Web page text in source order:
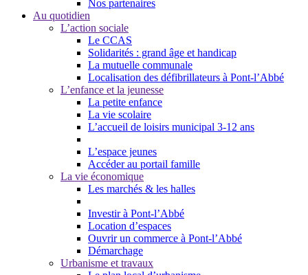
Nos partenaires
Au quotidien
L’action sociale
Le CCAS
Solidarités : grand âge et handicap
La mutuelle communale
Localisation des défibrillateurs à Pont-l’Abbé
L’enfance et la jeunesse
La petite enfance
La vie scolaire
L’accueil de loisirs municipal 3-12 ans
L’espace jeunes
Accéder au portail famille
La vie économique
Les marchés & les halles
Investir à Pont-l’Abbé
Location d’espaces
Ouvrir un commerce à Pont-l’Abbé
Démarchage
Urbanisme et travaux